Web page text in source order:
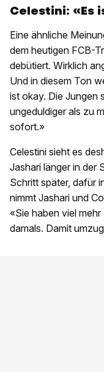
Celestini: «Es
Eine ähnliche
dem heutigen FCB-
debütiert. Wirklich
Und in diesem Ton
ist okay. Die Jungen
ungeduldiger als zu
sofort.»
Celestini sieht es
Jashari länger in der
Schritt später, dafür
nimmt Jashari und
«Sie haben viel
damals. Damit